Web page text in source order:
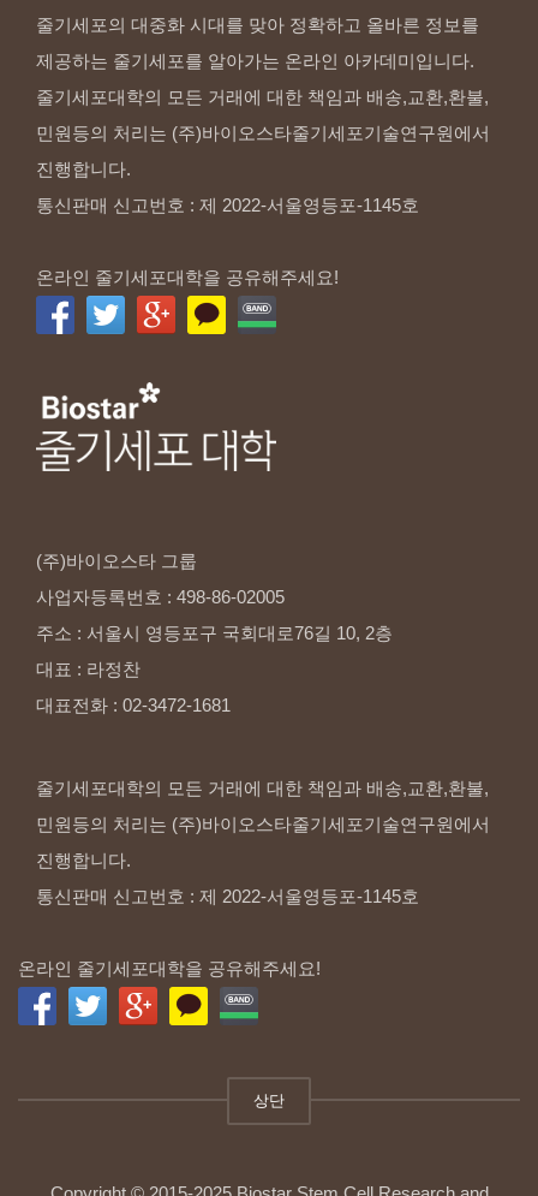
줄기세포의 대중화 시대를 맞아 정확하고 올바른 정보를
제공하는 줄기세포를 알아가는 온라인 아카데미입니다.
줄기세포대학의 모든 거래에 대한 책임과 배송,교환,환불,
민원등의 처리는 (주)바이오스타줄기세포기술연구원에서
진행합니다.
통신판매 신고번호 : 제 2022-서울영등포-1145호
온라인 줄기세포대학을 공유해주세요!
(주)바이오스타 그룹
사업자등록번호 : 498-86-02005
주소 : 서울시 영등포구 국회대로76길 10, 2층
대표 : 라정찬
대표전화 : 02-3472-1681
줄기세포대학의 모든 거래에 대한 책임과 배송,교환,환불,
민원등의 처리는 (주)바이오스타줄기세포기술연구원에서
진행합니다.
통신판매 신고번호 : 제 2022-서울영등포-1145호
온라인 줄기세포대학을 공유해주세요!
상단